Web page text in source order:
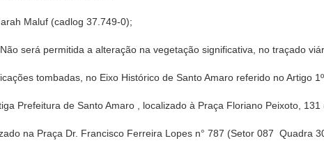
Maluf (cadlog 37.749-0);
Não será permitida a alteração na vegetação significativa, no traçado
tombadas, no Eixo Histórico de Santo Amaro referido no Artigo
Prefeitura de Santo Amaro , localizado à Praça Floriano Peixoto, 131
na Praça Dr. Francisco Ferreira Lopes n° 787 (Setor 087  Quadra